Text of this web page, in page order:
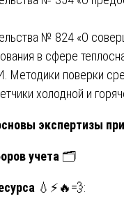
№ 824 «О
в сфере
Методики поверки
холодной и
экспертизы
учета 🗂️
💧⚡🔥💨: